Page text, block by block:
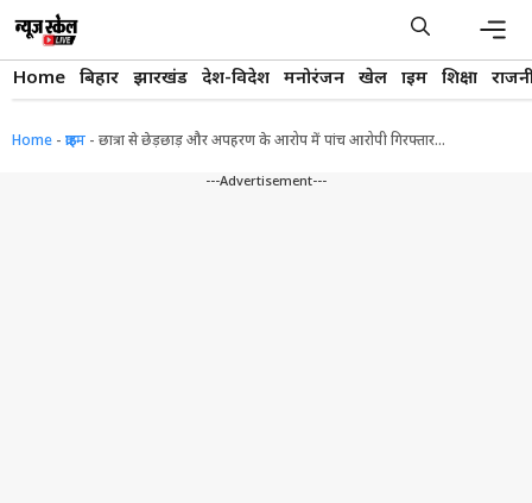
content
Home बिहार झारखंड देश-विदेश मनोरंजन खेल क्राइम शिक्षा
Home - क्राइम - छात्रा से छेड़छाड़ और अपहरण के आरोप में पांच आरोपी गिरफ्तार…
---Advertisement---